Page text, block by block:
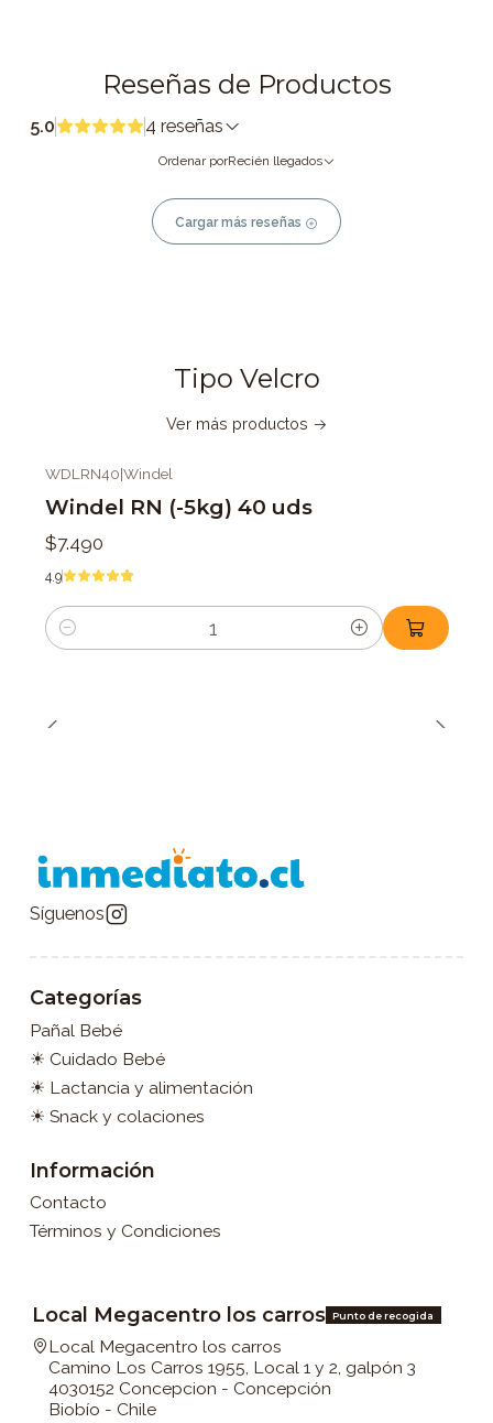
Reseñas de Productos
5.0 4 reseñas
Ordenar porRecién llegados
Cargar más reseñas
Tipo Velcro
Ver más productos
WDLRN40|Windel
Windel RN (-5kg) 40 uds
$7.490
4.9
Cantidad
Síguenos
Categorías
Pañal Bebé
☀ Cuidado Bebé
☀ Lactancia y alimentación
☀ Snack y colaciones
Información
Contacto
Términos y Condiciones
Local Megacentro los carros Punto de recogida
Local Megacentro los carros
Camino Los Carros 1955, Local 1 y 2, galpón 3
4030152 Concepcion - Concepción
Biobío - Chile